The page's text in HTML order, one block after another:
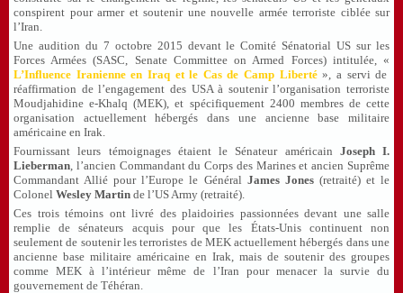
conspirent pour armer et soutenir une nouvelle armée terroriste ciblée sur
l’Iran.
Une audition du 7 octobre 2015 devant le Comité Sénatorial US sur les
Forces Armées (SASC, Senate Committee on Armed Forces) intitulée, «
L’Influence Iranienne en Iraq et le Cas de Camp Liberté », a servi de
réaffirmation de l’engagement des USA à soutenir l’organisation terroriste
Moudjahidine e-Khalq (MEK), et spécifiquement 2400 membres de cette
organisation actuellement hébergés dans une ancienne base militaire
américaine en Irak.
Fournissant leurs témoignages étaient le Sénateur américain Joseph I.
Lieberman, l’ancien Commandant du Corps des Marines et ancien Suprême
Commandant Allié pour l’Europe le Général James Jones(retraité) et le
Colonel Wesley Martin de l’US Army (retraité).
Ces trois témoins ont livré des plaidoiries passionnées devant une salle
remplie de sénateurs acquis pour que les États-Unis continuent non
seulement de soutenir les terroristes de MEK actuellement hébergés dans une
ancienne base militaire américaine en Irak, mais de soutenir des groupes
comme MEK à l’intérieur même de l’Iran pour menacer la survie du
gouvernement de Téhéran.